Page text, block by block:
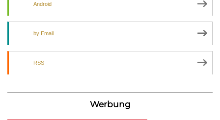
Android
by Email
RSS
Werbung